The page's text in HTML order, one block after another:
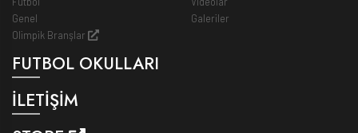
Genel
Olimpik Branşlar
Galeriler
FUTBOL OKULLARI
İLETİŞİM